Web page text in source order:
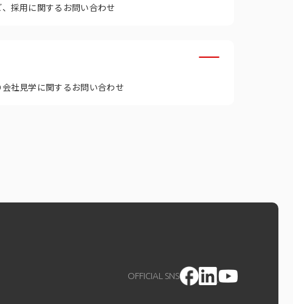
採用に関するお問い合わせ
社見学に関するお問い合わせ
OFFICIAL SNS